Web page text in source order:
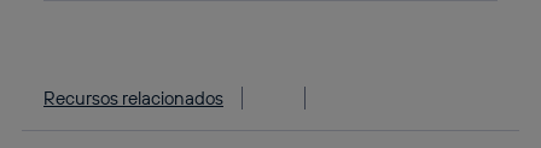
Recursos relacionados